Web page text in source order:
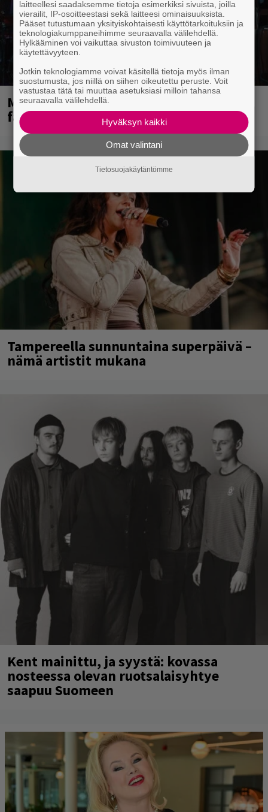
Mainioita uutisia Remu Aaltosen
faneille
Tampereella sunnuntaina superpäivä –
nämä artistit mukana
Kent mainittu, ja syystä: kovassa
nosteessa olevan ruotsalaisyhtye
saapuu Suomeen
laitteellesi saadaksemme tietoja esimerkiksi sivuista, joilla
vierailit, IP-osoitteestasi sekä laitteesi ominaisuuksista.
Pääset tutustumaan yksityiskohtaisesti käyttötarkoituksiin ja
teknologiakumppaneihimme seuraavalla välilehdellä.
Hylkääminen voi vaikuttaa sivuston toimivuuteen ja
käytettävyyteen.
Jotkin teknologiamme voivat käsitellä tietoja myös ilman
suostumusta, jos niillä on siihen oikeutettu peruste. Voit
vastustaa tätä tai muuttaa asetuksiasi milloin tahansa
seuraavalla välilehdellä.
Hyväksyn kaikki
Omat valintani
Tietosuojakäytäntömme